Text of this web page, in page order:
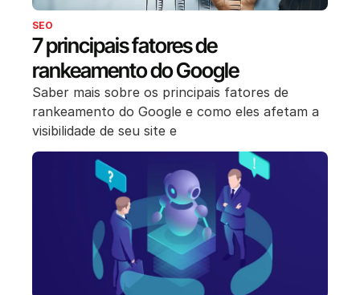
SEO
7 principais fatores de
rankeamento do Google
Saber mais sobre os principais fatores de
rankeamento do Google e como eles afetam a
visibilidade de seu site e